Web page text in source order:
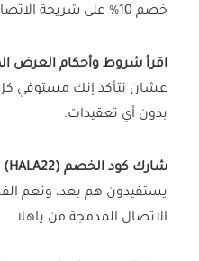
خصم 10% على شريحة الاتصال المدمجة.
اقرأ شروط وأحكام العرض
عشان تتأكد إنك مستوفي
بدون أي تعقيدات.
شارك كود الخصم (HALA22) مع أهلك وأصحابك
يستفيدون هم بعد، وتعم
الاتصال المدمجة من ياهلا.